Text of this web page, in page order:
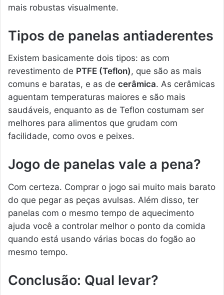
mais robustas visualmente.
Tipos de panelas antiaderentes
Existem basicamente dois tipos: as com
revestimento de PTFE (Teflon), que são as mais
comuns e baratas, e as de cerâmica. As cerâmicas
aguentam temperaturas maiores e são mais
saudáveis, enquanto as de Teflon costumam ser
melhores para alimentos que grudam com
facilidade, como ovos e peixes.
Jogo de panelas vale a pena?
Com certeza. Comprar o jogo sai muito mais barato
do que pegar as peças avulsas. Além disso, ter
panelas com o mesmo tempo de aquecimento
ajuda você a controlar melhor o ponto da comida
quando está usando várias bocas do fogão ao
mesmo tempo.
Conclusão: Qual levar?